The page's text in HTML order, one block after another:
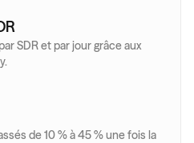
SDR et par jour grâce aux
de 10 % à 45 % une fois la